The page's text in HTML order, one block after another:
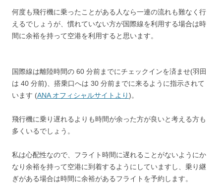
何度も飛行機に乗ったことがある人なら一連の流れも難なく行
えるでしょうが、慣れていない方が国際線を利用する場合は時
間に余裕を持って空港を利用すると思います。
国際線は離陸時間の 60 分前までにチェックインを済ませ(羽田
は 40 分前)、搭乗口へは 30 分前までに来るように指示されて
います (ANA オフィシャルサイトより)。
飛行機に乗り遅れるよりも時間が余った方が良いと考える方も
多くいるでしょう。
私は心配性なので、フライト時間に遅れることがないようにか
なり余裕を持って空港に到着するようにしていますし、乗り継
ぎがある場合は時間に余裕があるフライトを予約します。